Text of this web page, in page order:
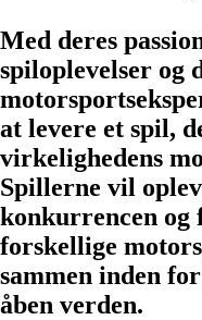
Med deres
spiloplevelser og
at levere et spil,
virkelighedens
Spillerne vil
konkurrencen og
forskellige
sammen inden
åben verden.